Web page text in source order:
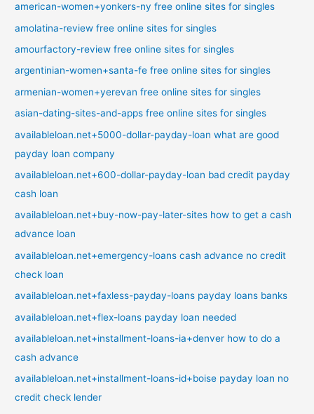
american-women+yonkers-ny free online sites for singles
amolatina-review free online sites for singles
amourfactory-review free online sites for singles
argentinian-women+santa-fe free online sites for singles
armenian-women+yerevan free online sites for singles
asian-dating-sites-and-apps free online sites for singles
availableloan.net+5000-dollar-payday-loan what are good
payday loan company
availableloan.net+600-dollar-payday-loan bad credit payday
cash loan
availableloan.net+buy-now-pay-later-sites how to get a cash
advance loan
availableloan.net+emergency-loans cash advance no credit
check loan
availableloan.net+faxless-payday-loans payday loans banks
availableloan.net+flex-loans payday loan needed
availableloan.net+installment-loans-ia+denver how to do a
cash advance
availableloan.net+installment-loans-id+boise payday loan no
credit check lender